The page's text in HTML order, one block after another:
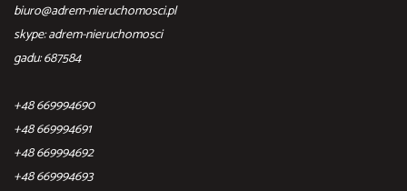
biuro@adrem-nieruchomosci.pl
skype: adrem-nieruchomosci
gadu: 687584
+48 669994690
+48 669994691
+48 669994692
+48 669994693